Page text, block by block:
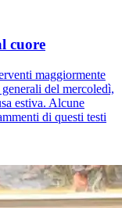
cuore
maggiormente
del mercoledì,
estiva. Alcune
di questi testi